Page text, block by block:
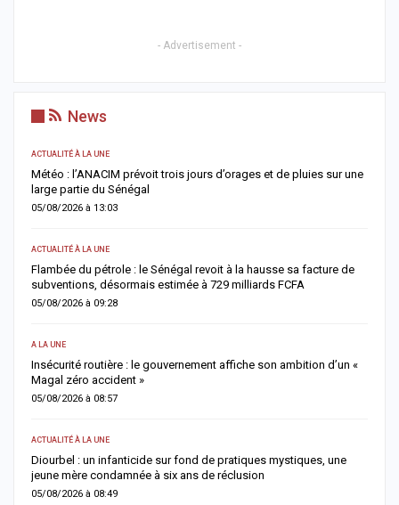
- Advertisement -
News
ACTUALITÉ À LA UNE
Météo : l’ANACIM prévoit trois jours d’orages et de pluies sur une
large partie du Sénégal
05/08/2026 à 13:03
ACTUALITÉ À LA UNE
Flambée du pétrole : le Sénégal revoit à la hausse sa facture de
subventions, désormais estimée à 729 milliards FCFA
05/08/2026 à 09:28
A LA UNE
Insécurité routière : le gouvernement affiche son ambition d’un «
Magal zéro accident »
05/08/2026 à 08:57
ACTUALITÉ À LA UNE
Diourbel : un infanticide sur fond de pratiques mystiques, une
jeune mère condamnée à six ans de réclusion
05/08/2026 à 08:49